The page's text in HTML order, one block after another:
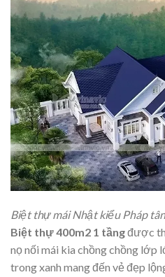
Biệt thự mái Nhật kiểu Pháp
Biệt thự 400m2 1 tầngđược
nọ nối mái kia chồng chồng lớp
trong xanh mang đến vẻ đẹp